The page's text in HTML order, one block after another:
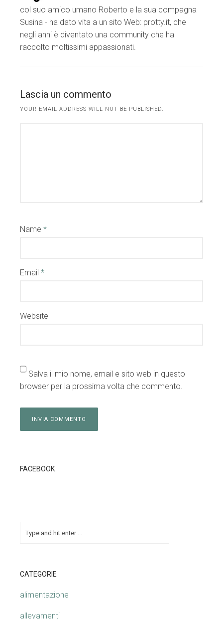
col suo amico umano Roberto e la sua compagna
Susina - ha dato vita a un sito Web: protty.it, che
negli anni è diventato una community che ha
raccolto moltissimi appassionati.
Lascia un commento
YOUR EMAIL ADDRESS WILL NOT BE PUBLISHED.
Name *
Email *
Website
Salva il mio nome, email e sito web in questo
browser per la prossima volta che commento.
FACEBOOK
CATEGORIE
alimentazione
allevamenti